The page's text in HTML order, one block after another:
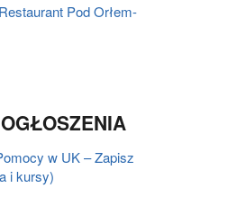
Pod Orłem-
w UK – Zapisz
i kursy)